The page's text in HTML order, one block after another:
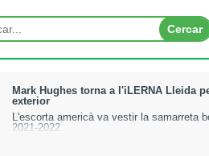
Cercar
Mark Hughes torna a l'iLERNA Lleida
exterior
L'escorta americà va vestir la samarreta
2021-2022